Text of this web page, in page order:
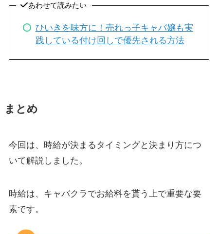
あわせて読みたい
ひいきを味方に！売れっ子キャバ嬢も実
践している付け回しで優先される方法
まとめ
今回は、時給が決まるタイミングと決まり方につ
いて解説しました。
時給は、キャバクラでお給料を貰う上で重要な要
素です。